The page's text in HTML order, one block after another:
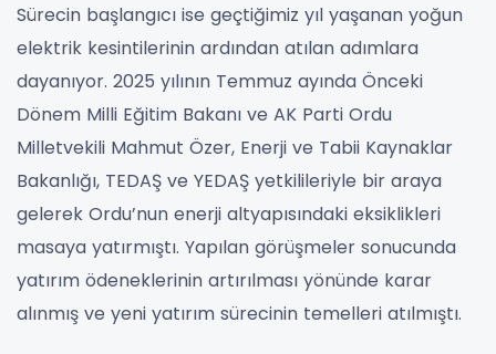
Sürecin başlangıcı ise geçtiğimiz yıl yaşanan yoğun
elektrik kesintilerinin ardından atılan adımlara
dayanıyor. 2025 yılının Temmuz ayında Önceki
Dönem Milli Eğitim Bakanı ve AK Parti Ordu
Milletvekili Mahmut Özer, Enerji ve Tabii Kaynaklar
Bakanlığı, TEDAŞ ve YEDAŞ yetkilileriyle bir araya
gelerek Ordu’nun enerji altyapısındaki eksiklikleri
masaya yatırmıştı. Yapılan görüşmeler sonucunda
yatırım ödeneklerinin artırılması yönünde karar
alınmış ve yeni yatırım sürecinin temelleri atılmıştı.